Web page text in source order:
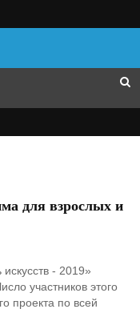
для взрослых и
- 2019»
участников этого
проекта по всей